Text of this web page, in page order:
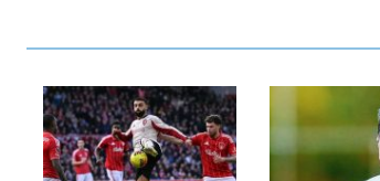
23 فوریه 2026